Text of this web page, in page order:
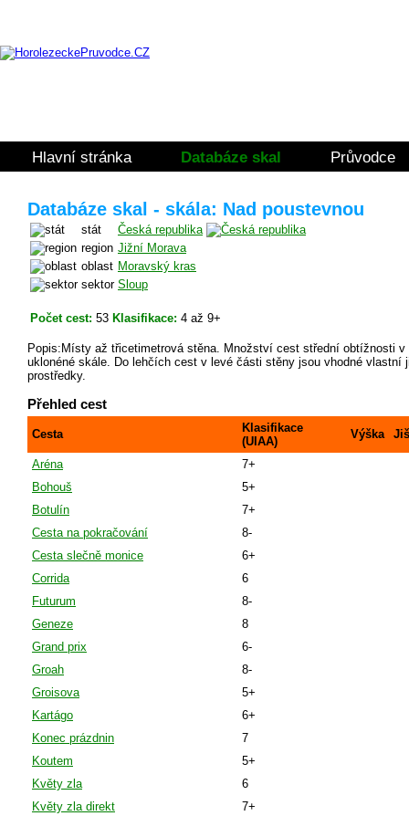
Hlavní stránka Databáze skal Průvodce
Databáze skal - skála: Nad poustevnou
stát
Česká republika
region Jižní Morava
oblast Moravský kras
sektor Sloup
Počet cest: 53 Klasifikace: 4 až 9+
Popis:Místy až třicetimetrová stěna. Množství cest střední obtížnosti v
uklonéné skále. Do lehčích cest v levé části stěny jsou vhodné vlastní
prostředky.
Přehled cest
Cesta
Klasifikace
(UIAA)
Výška
Aréna
7+
Bohouš
5+
Botulín
7+
Cesta na pokračování
8-
Cesta slečně monice
6+
Corrida
6
Futurum
8-
Geneze
8
Grand prix
6-
Groah
8-
Groisova
5+
Kartágo
6+
Konec prázdnin
7
Koutem
5+
Květy zla
6
Květy zla direkt
7+